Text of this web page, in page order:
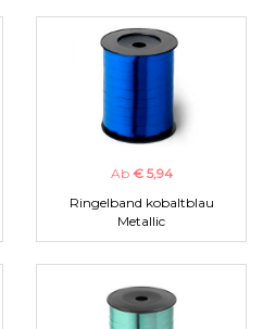
Ab € 5,94
Ringelband kobaltblau
Metallic